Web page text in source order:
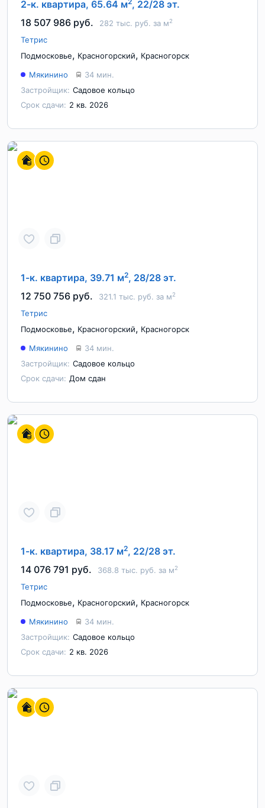
2-к. квартира, 65.64 м , 22/28 эт.
18 507 986 руб.
282 тыс. руб. за м2
Тетрис
Подмосковье, Красногорский, Красногорск
Мякинино
34 мин.
Застройщик: Садовое кольцо
Срок сдачи: 2 кв. 2026
1-к. квартира, 39.71 м2, 28/28 эт.
12 750 756 руб.
321.1 тыс. руб. за м2
Тетрис
Подмосковье, Красногорский, Красногорск
Мякинино
34 мин.
Застройщик: Садовое кольцо
Срок сдачи: Дом сдан
1-к. квартира, 38.17 м2, 22/28 эт.
14 076 791 руб.
368.8 тыс. руб. за м2
Тетрис
Подмосковье, Красногорский, Красногорск
Мякинино
34 мин.
Застройщик: Садовое кольцо
Срок сдачи: 2 кв. 2026